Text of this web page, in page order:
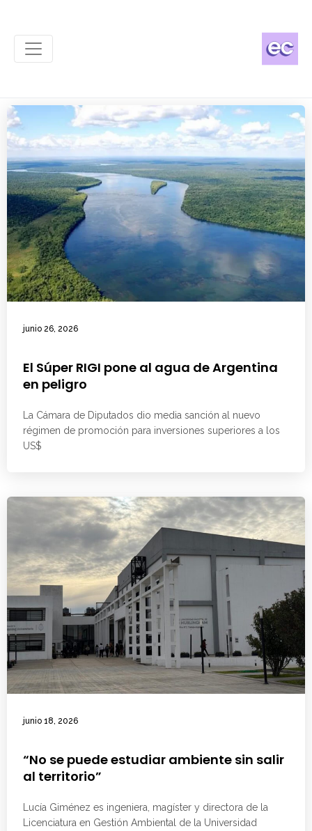
junio 26, 2026
El Súper RIGI pone al agua de Argentina
en peligro
La Cámara de Diputados dio media sanción al nuevo
régimen de promoción para inversiones superiores a los
US$
junio 18, 2026
“No se puede estudiar ambiente sin salir
al territorio”
Lucía Giménez es ingeniera, magíster y directora de la
Licenciatura en Gestión Ambiental de la Universidad